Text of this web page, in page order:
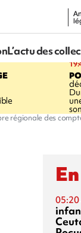
L’actu des
régionale des
05:20